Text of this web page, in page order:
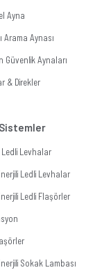
Ayna
Arama Aynası
Güvenlik Aynaları
& Direkler
Ledli Levhalar
Ledli Levhalar
Ledli Flaşörler
Sokak Lambası